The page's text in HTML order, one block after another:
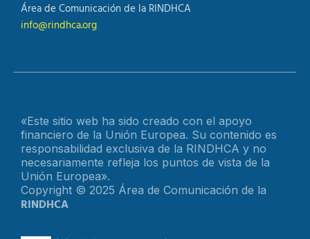
Área de Comunicación de la RINDHCA
info@rindhca.org
«Este sitio web ha sido creado con el apoyo
financiero de la Unión Europea. Su contenido es
responsabilidad exclusiva de la RINDHCA y no
necesariamente refleja los puntos de vista de la
Unión Europea».
Copyright © 2025 Área de Comunicación de la
RINDHCA